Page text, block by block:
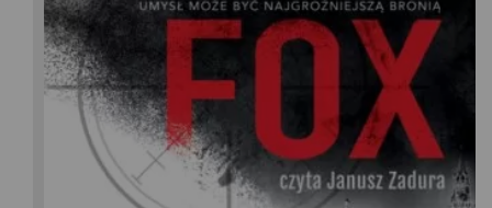
Frederick Forsyth